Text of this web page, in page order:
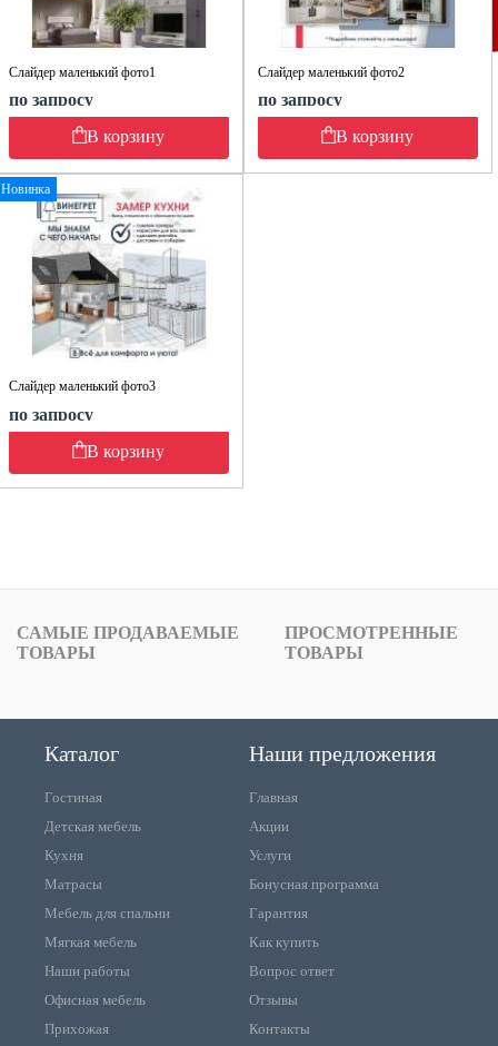
Слайдер маленький фото1
по запросу
В корзину
Слайдер маленький фото2
по запросу
В корзину
Новинка
Слайдер маленький фото3
по запросу
В корзину
САМЫЕ ПРОДАВАЕМЫЕ
ТОВАРЫ
ПРОСМОТРЕННЫЕ
ТОВАРЫ
Каталог
Гостиная
Детская мебель
Кухня
Матрасы
Мебель для спальни
Мягкая мебель
Наши работы
Офисная мебель
Прихожая
Наши предложения
Главная
Акции
Услуги
Бонусная программа
Гарантия
Как купить
Вопрос ответ
Отзывы
Контакты